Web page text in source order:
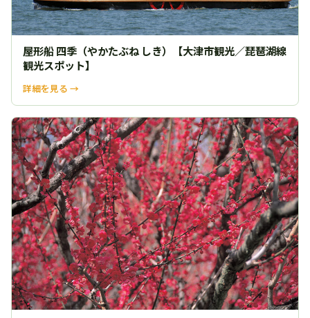
屋形船 四季（やかたぶね しき）【大津市観光／琵琶湖線
観光スポット】
詳細を見る →